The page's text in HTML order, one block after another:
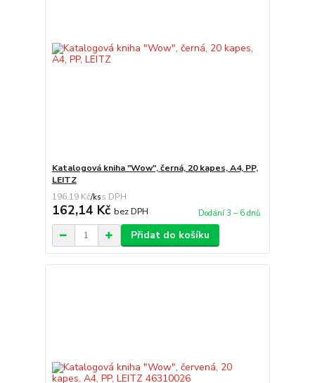
Katalogová kniha "Wow", černá, 20 kapes, A4, PP,
LEITZ
196,19 Kč/ks
162,14 Kč bez DPH Dodání 3 – 6 dnů
Přidat do košíku